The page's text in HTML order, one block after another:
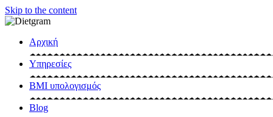
Skip to the content
Αρχική
Υπηρεσίες
BMI υπολογισμός
Blog